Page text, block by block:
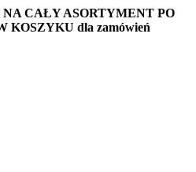
CAŁY ASORTYMENT PO
dla zamówień